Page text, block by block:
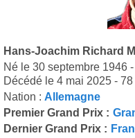
Hans-Joachim Richard
Né le 30 septembre 1946
Décédé le 4 mai 2025 -
Nation : Allemagne
Premier Grand Prix :
Dernier Grand Prix :